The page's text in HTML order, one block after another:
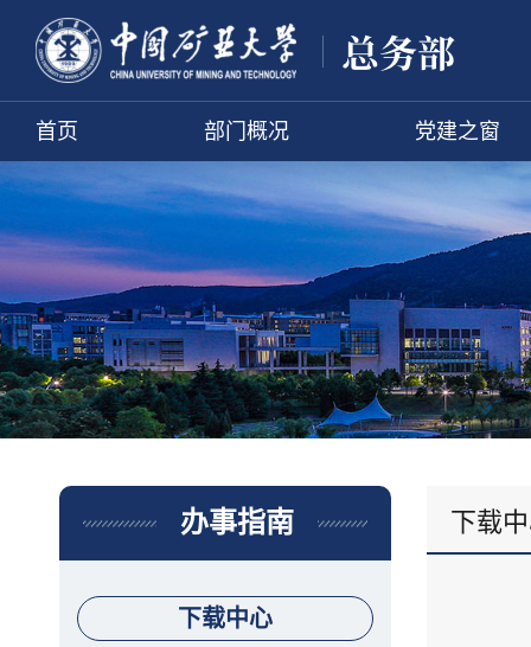
首页 部门概况 党建之窗
办事指南
下载中心
下载